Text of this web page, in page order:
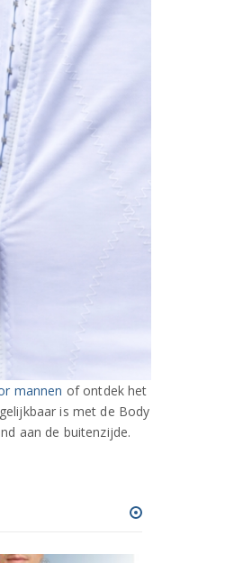
mannen of ontdek het
is met de Body
aan de buitenzijde.